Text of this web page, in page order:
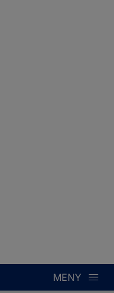
MENY